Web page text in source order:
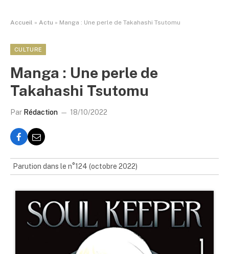
Accueil » Actu » Manga : Une perle de Takahashi Tsutomu
CULTURE
Manga : Une perle de
Takahashi Tsutomu
Par Rédaction 18/10/2022
Parution dans le n°124 (octobre 2022)